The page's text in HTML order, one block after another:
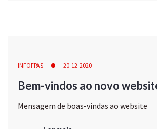
INFOFPAS 20-12-2020
Bem-vindos ao novo
Mensagem de boas-vindas ao website